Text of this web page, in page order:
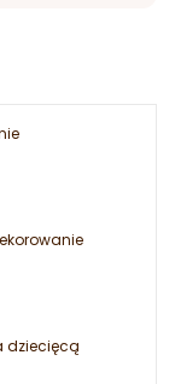
dziecięcą